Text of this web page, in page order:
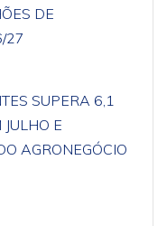
DE
27
SUPERA 6,1
E
AGRONEGÓCIO